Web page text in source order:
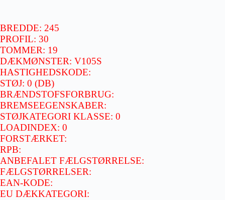
BREDDE: 245
PROFIL: 30
TOMMER: 19
DÆKMØNSTER: V105S
HASTIGHEDSKODE:
STØJ: 0 (DB)
BRÆNDSTOFSFORBRUG:
BREMSEEGENSKABER:
STØJKATEGORI KLASSE: 0
LOADINDEX: 0
FORSTÆRKET:
RPB:
ANBEFALET FÆLGSTØRRELSE:
FÆLGSTØRRELSER:
EAN-KODE:
EU DÆKKATEGORI: